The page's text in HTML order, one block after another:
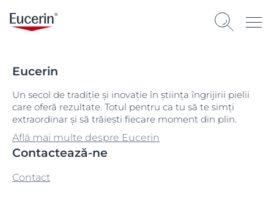
Eucerin
Un secol de tradiție și inovație în știința îngrijirii pielii
care oferă rezultate. Totul pentru ca tu să te simți
extraordinar și să trăiești fiecare moment din plin.
Află mai multe despre Eucerin
Contactează-ne
Contact